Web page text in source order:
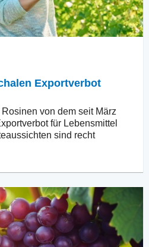
Exportverbot
von dem seit März
für Lebensmittel
sind recht